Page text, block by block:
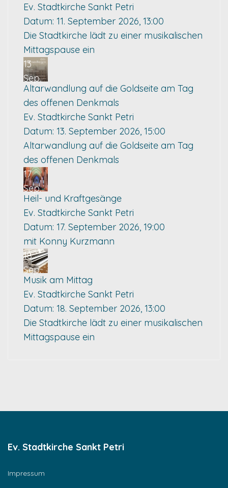
Ev. Stadtkirche Sankt Petri
Datum: 11. September 2026, 13:00
Die Stadtkirche lädt zu einer musikalischen
Mittagspause ein
13
Sep.
Altarwandlung auf die Goldseite am Tag
des offenen Denkmals
Ev. Stadtkirche Sankt Petri
Datum: 13. September 2026, 15:00
Altarwandlung auf die Goldseite am Tag
des offenen Denkmals
17
Sep.
Heil- und Kraftgesänge
Ev. Stadtkirche Sankt Petri
Datum: 17. September 2026, 19:00
mit Konny Kurzmann
18
Sep.
Musik am Mittag
Ev. Stadtkirche Sankt Petri
Datum: 18. September 2026, 13:00
Die Stadtkirche lädt zu einer musikalischen
Mittagspause ein
Ev. Stadtkirche Sankt Petri
Impressum